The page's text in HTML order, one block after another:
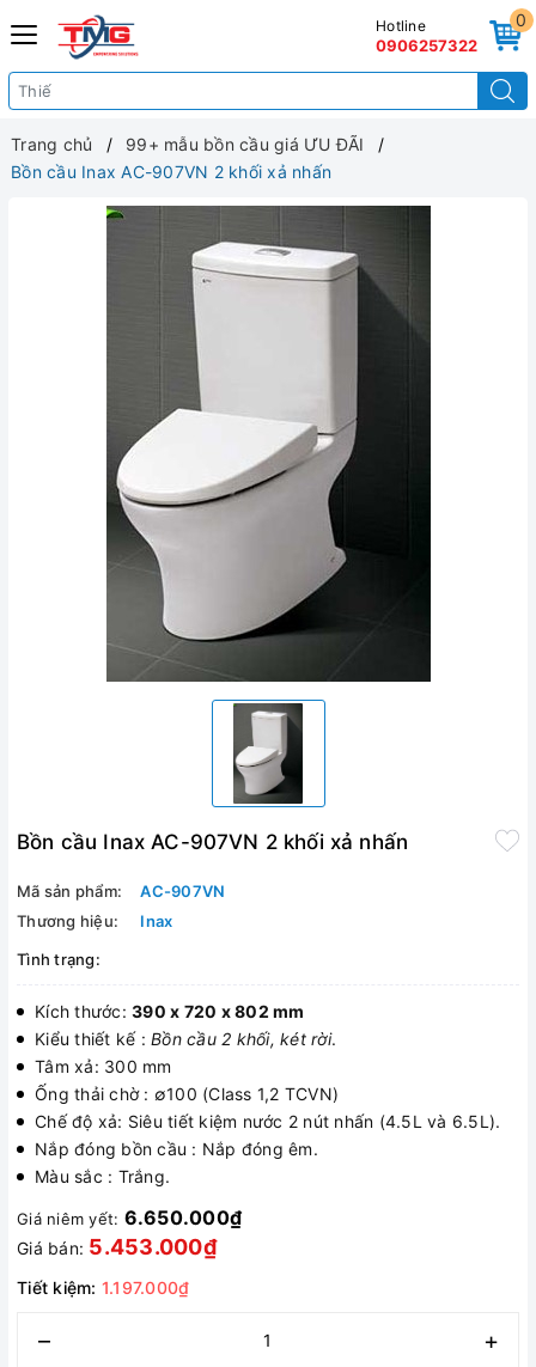
0
Hotline
0906257322
Trang chủ
99+ mẫu bồn cầu giá ƯU ĐÃI
Bồn cầu Inax AC-907VN 2 khối xả nhấn
Bồn cầu Inax AC-907VN 2 khối xả nhấn
Mã sản phẩm:
AC-907VN
Thương hiệu:
Inax
Tình trạng:
Kích thước: 390 x 720 x 802 mm
Kiểu thiết kế : Bồn cầu 2 khối, két rời.
Tâm xả: 300 mm
Ống thải chờ : ∅100 (Class 1,2 TCVN)
Chế độ xả: Siêu tiết kiệm nước 2 nút nhấn (4.5L và 6.5L).
Nắp đóng bồn cầu : Nắp đóng êm.
Màu sắc : Trắng.
Giá niêm yết: 6.650.000₫
Giá bán: 5.453.000₫
Tiết kiệm: 1.197.000₫
– +